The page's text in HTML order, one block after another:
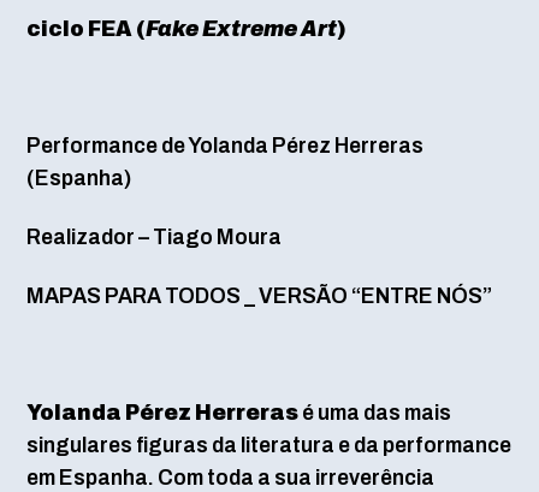
ciclo FEA (Fake Extreme Art)
Performance de Yolanda Pérez Herreras
(Espanha)
Realizador – Tiago Moura
MAPAS PARA TODOS _ VERSÃO “ENTRE NÓS”
Yolanda Pérez Herrerasé uma das mais
singulares figuras da literatura e da performance
em Espanha. Com toda a sua irreverência